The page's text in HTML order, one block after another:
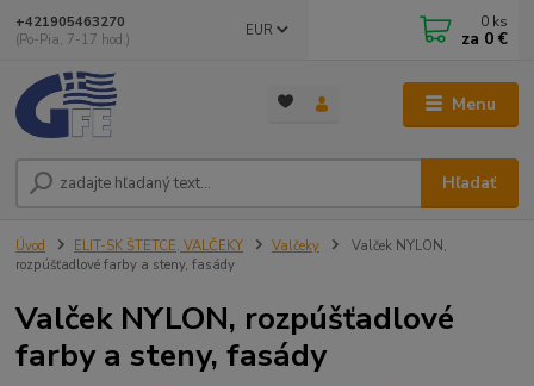
Menu
EUR
Hľadať
+421905463270
(Po-Pia, 7-17 hod.)
0 ks
za 0 €
Úvod ELIT-SK ŠTETCE, VALČEKY Valčeky
Valček NYLON,
rozpúšťadlové farby a steny, fasády
Valček NYLON, rozpúšťadlové
farby a steny, fasády